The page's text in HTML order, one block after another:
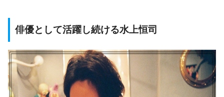
俳優として活躍し続ける水上恒司